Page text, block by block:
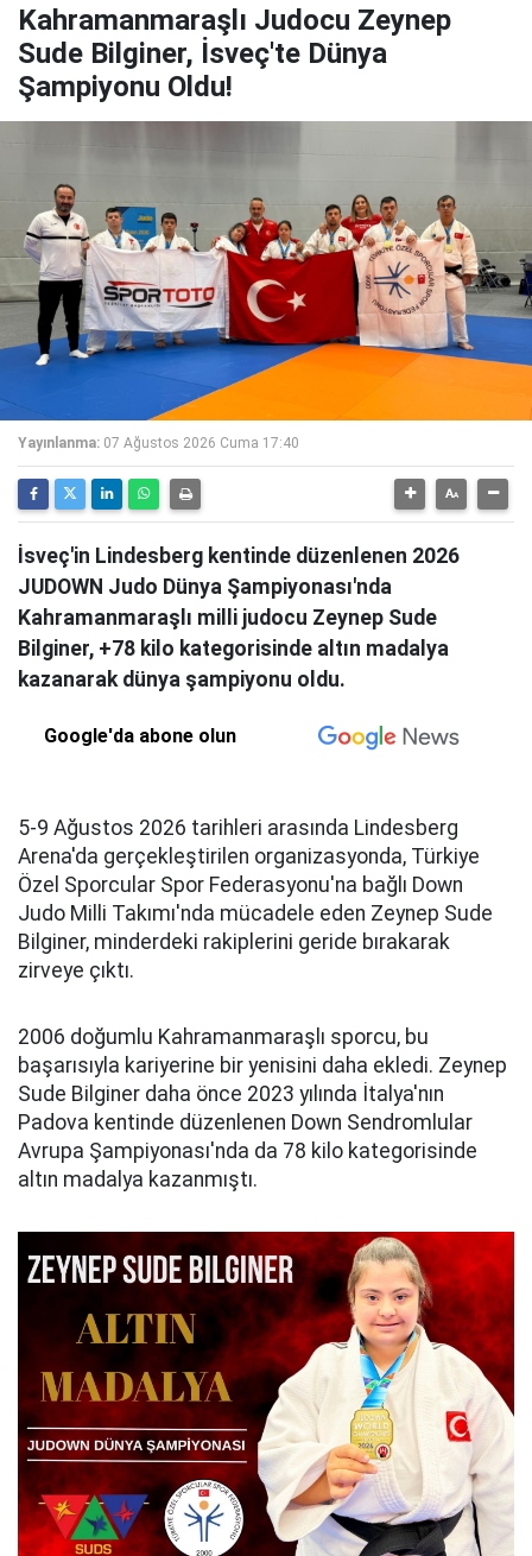
Kahramanmaraşlı Judocu Zeynep
Sude Bilginer, İsveç'te Dünya
Şampiyonu Oldu!
Yayınlanma: 07 Ağustos 2026 Cuma 17:40
İsveç'in Lindesberg kentinde düzenlenen 2026
JUDOWN Judo Dünya Şampiyonası'nda
Kahramanmaraşlı milli judocu Zeynep Sude
Bilginer, +78 kilo kategorisinde altın madalya
kazanarak dünya şampiyonu oldu.
Google'da abone olun
5-9 Ağustos 2026 tarihleri arasında Lindesberg
Arena'da gerçekleştirilen organizasyonda, Türkiye
Özel Sporcular Spor Federasyonu'na bağlı Down
Judo Milli Takımı'nda mücadele eden Zeynep Sude
Bilginer, minderdeki rakiplerini geride bırakarak
zirveye çıktı.
2006 doğumlu Kahramanmaraşlı sporcu, bu
başarısıyla kariyerine bir yenisini daha ekledi. Zeynep
Sude Bilginer daha önce 2023 yılında İtalya'nın
Padova kentinde düzenlenen Down Sendromlular
Avrupa Şampiyonası'nda da 78 kilo kategorisinde
altın madalya kazanmıştı.